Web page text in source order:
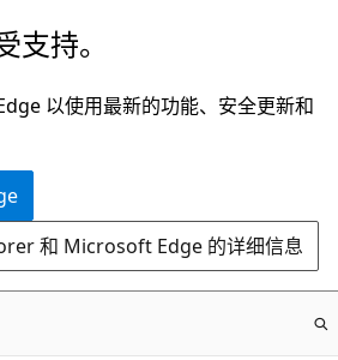
支持。
以使用最新的功能、安全更新和
和 Microsoft Edge 的详细信息